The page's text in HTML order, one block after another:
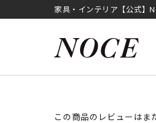
家具・インテリア【公式】
この商品のレビューはま